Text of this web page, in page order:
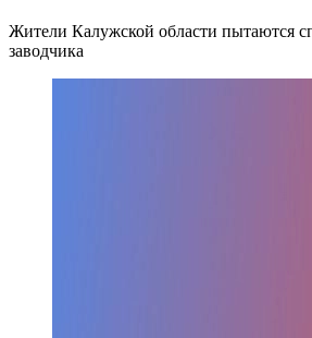
Жители Калужской области пытаются
заводчика